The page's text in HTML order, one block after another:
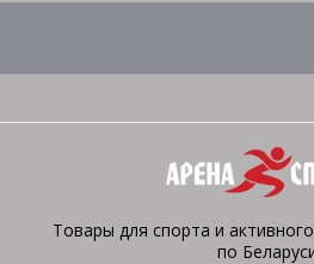
Товары для спорта и
по